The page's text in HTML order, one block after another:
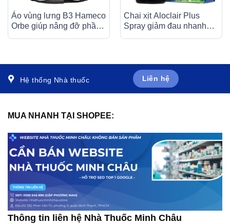
Áo vùng lưng B3 Hameco
Orbe giúp nâng đỡ phần
Chai xịt Aloclair Plus
Spray giảm đau nhanh
Hệ thống Nhà thuốc Liên hệ
MUA NHANH TẠI SHOPEE:
Thông tin liên hệ Nhà Thuốc Minh Châu